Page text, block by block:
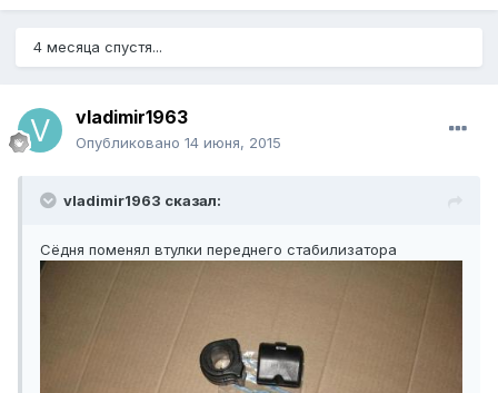
4 месяца спустя...
vladimir1963
Опубликовано 14 июня, 2015
vladimir1963 сказал:
Сёдня поменял втулки переднего стабилизатора